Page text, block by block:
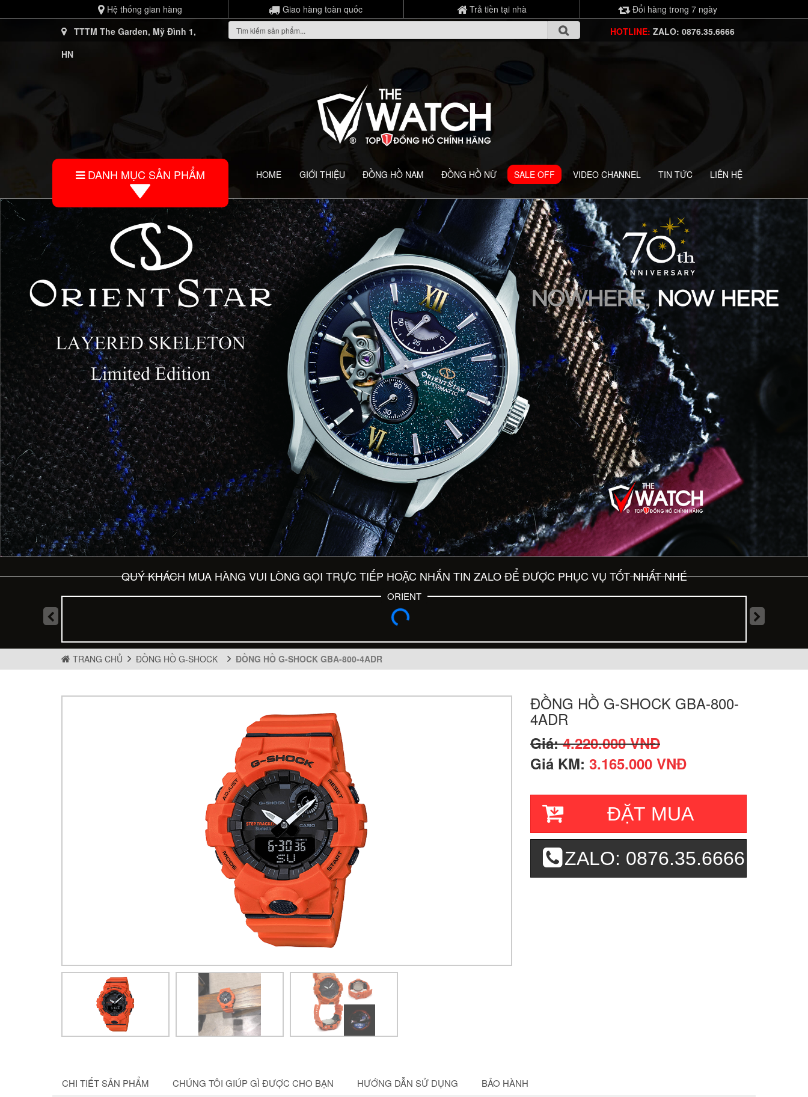
Hệ thống gian hàng Giao hàng toàn quốc Trả tiền tại nhà
Đổi hàng trong 7 ngày
TTTM The Garden, Mỹ Đình 1,
HN
HOTLINE: ZALO: 0876.35.6666
DANH MỤC SẢN PHẨM HOME GIỚI THIỆU ĐỒNG HỒ NAM ĐỒNG HỒ NỮ SALE OFF VIDEO CHANNEL TIN TỨC LIÊN HỆ
QUÝ KHÁCH MUA HÀNG VUI LÒNG GỌI TRỰC TIẾP HOẶC NHẮN TIN ZALO ĐỂ ĐƯỢC PHỤC VỤ TỐT NHẤT NHÉ
ORIENT
TRANG CHỦ ĐỒNG HỒ G-SHOCK ĐỒNG HỒ G-SHOCK GBA-800-4ADR
ĐỒNG HỒ G-SHOCK GBA-800-
4ADR
Giá:4.220.000 VNĐ
Giá KM: 3.165.000 VNĐ
ĐẶT MUA
ZALO: 0876.35.6666
CHI TIẾT SẢN PHẨM CHÚNG TÔI GIÚP GÌ ĐƯỢC CHO BẠN HƯỚNG DẪN SỬ DỤNG BẢO HÀNH